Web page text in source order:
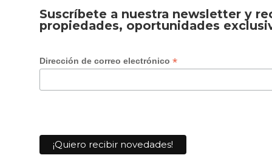
Suscríbete a nuestra newsletter y
propiedades, oportunidades
Dirección de correo electrónico *